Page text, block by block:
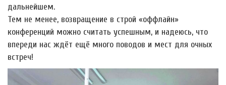
дальнейшем.
Тем не менее, возвращение в строй «оффлайн»
конференций можно считать успешным, и надеюсь, что
впереди нас ждёт ещё много поводов и мест для очных
встреч!